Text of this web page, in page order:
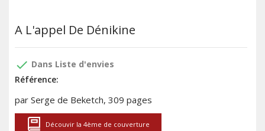
A L'appel De Dénikine
done Dans Liste d'envies
Référence:
par Serge de Beketch, 309 pages
Découvir la 4ème de couverture